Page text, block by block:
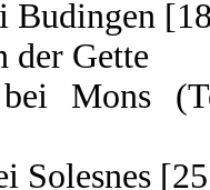
Budingen
der Gette
Mons
Solesnes